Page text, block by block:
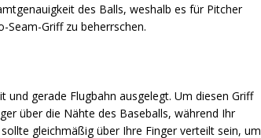
des Balls, weshalb es für Pitcher
Seam-Griff zu beherrschen.
gerade Flugbahn ausgelegt. Um diesen Griff
über die Nähte des Baseballs, während Ihr
gleichmäßig über Ihre Finger verteilt sein, um